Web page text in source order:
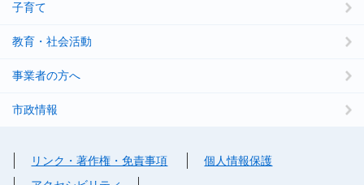
子育て
教育・社会活動
事業者の方へ
市政情報
リンク・著作権・免責事項
個人情報保護